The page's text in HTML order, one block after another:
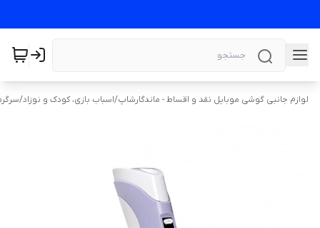
لوازم جانبی گوشی موبایل نقد و اقساط - ماندگارشاپ/اسباب بازی، کودک و نوزاد/